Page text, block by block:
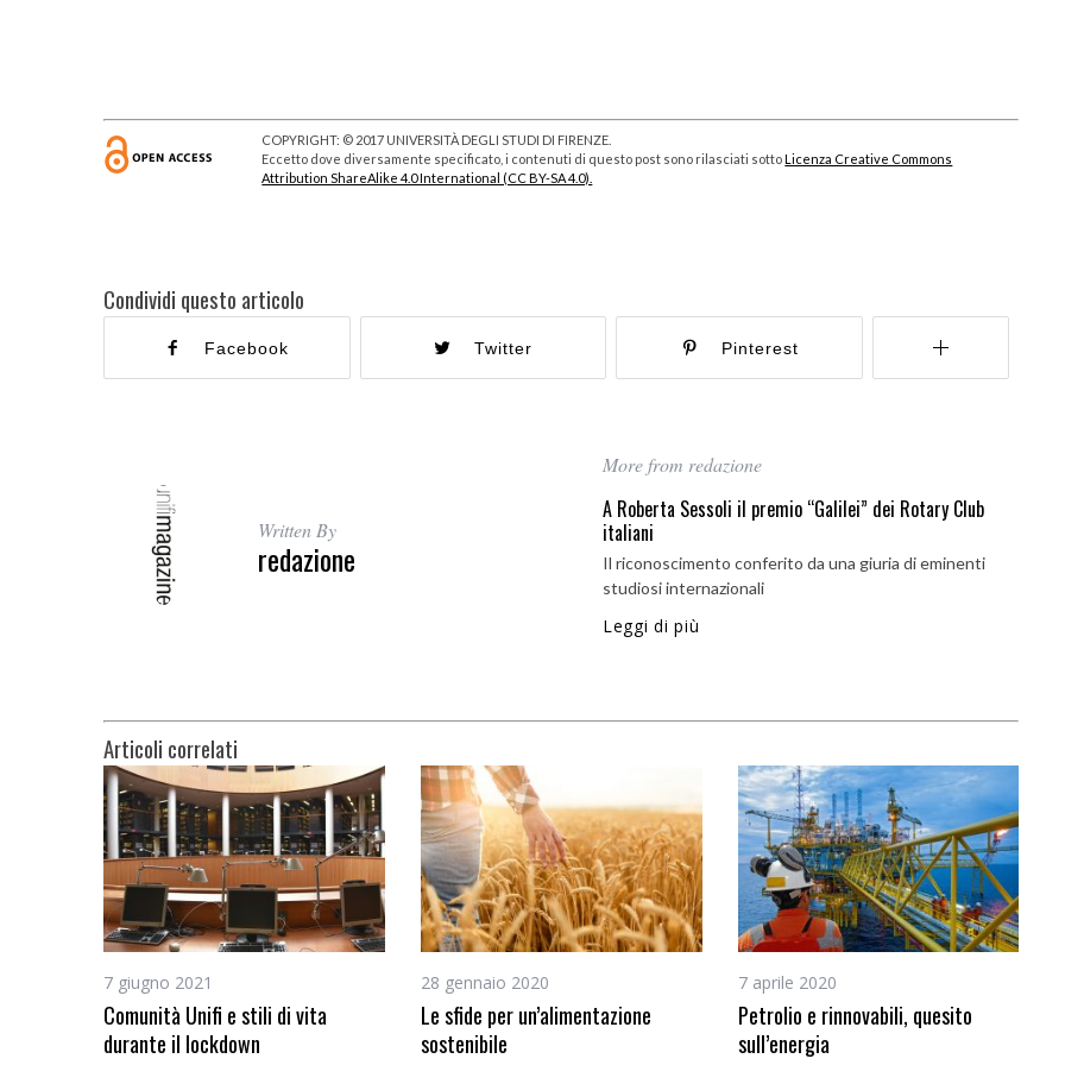
COPYRIGHT: © 2017 UNIVERSITÀ DEGLI STUDI DI FIRENZE.
Eccetto dove diversamente specificato, i contenuti di questo post sono rilasciati sottoLicenza Creative Commons
Attribution ShareAlike 4.0 International (CC BY-SA 4.0).
Condividi questo articolo
Facebook Twitter Pinterest
Written By
redazione
More from redazione
A Roberta Sessoli il premio “Galilei” dei Rotary Club
italiani
Il riconoscimento conferito da una giuria di eminenti
studiosi internazionali
Leggi di più
Articoli correlati
7 giugno 2021
Comunità Unifi e stili di vita
durante il lockdown
28 gennaio 2020
Le sfide per un’alimentazione
sostenibile
7 aprile 2020
Petrolio e rinnovabili, quesito
sull’energia